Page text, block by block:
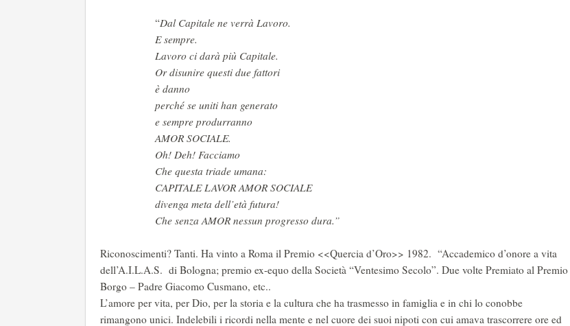
“Dal Capitale ne verrà Lavoro.
E sempre.
Lavoro ci darà più Capitale.
Or disunire questi due fattori
è danno
perché se uniti han generato
e sempre produrranno
AMOR SOCIALE.
Oh! Deh! Facciamo
Che questa triade umana:
CAPITALE LAVOR AMOR SOCIALE
divenga meta dell’età futura!
Che senza AMOR nessun progresso dura.”
Riconoscimenti? Tanti. Ha vinto a Roma il Premio <<Quercia d’Oro>> 1982. “Accademico d’onore a vita
dell’A.I.L.A.S. di Bologna; premio ex-equo della Società “Ventesimo Secolo”. Due volte Premiato al Premio
Borgo – Padre Giacomo Cusmano, etc..
L’amore per vita, per Dio, per la storia e la cultura che ha trasmesso in famiglia e in chi lo conobbe
rimangono unici. Indelebili i ricordi nella mente e nel cuore dei suoi nipoti con cui amava trascorrere ore ed